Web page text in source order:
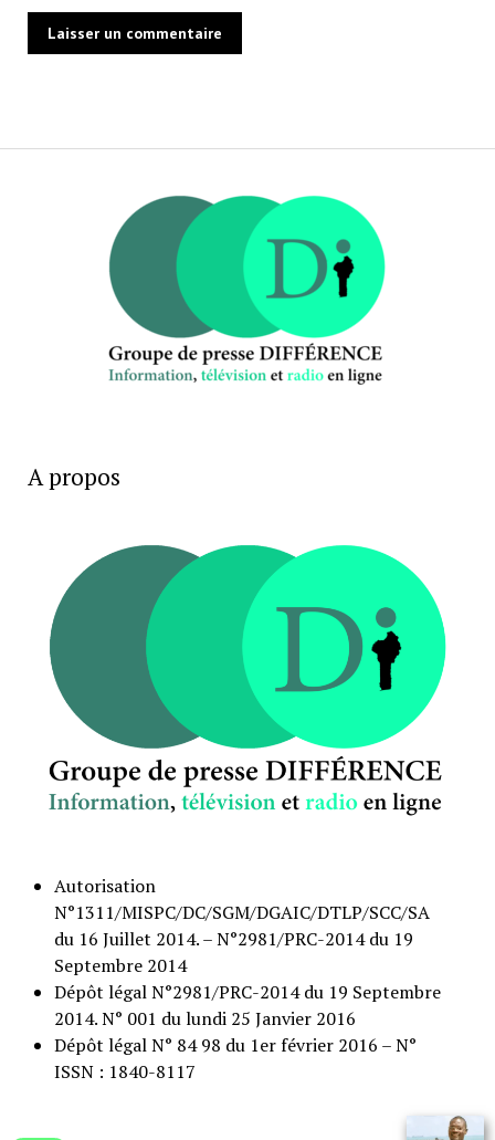
A propos
Autorisation
N°1311/MISPC/DC/SGM/DGAIC/DTLP/SCC/SA
du 16 Juillet 2014. – N°2981/PRC-2014 du 19
Septembre 2014
Dépôt légal N°2981/PRC-2014 du 19 Septembre
2014. N° 001 du lundi 25 Janvier 2016
Dépôt légal N° 84 98 du 1er février 2016 – N°
ISSN : 1840-8117